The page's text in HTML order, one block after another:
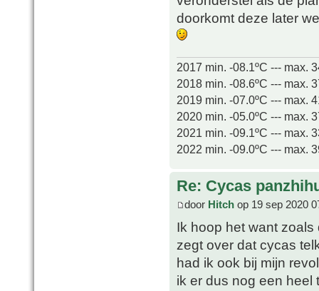
doorkomt deze later
2017 min. -08.1ºC --- max.
2018 min. -08.6ºC --- max.
2019 min. -07.0ºC --- max.
2020 min. -05.0ºC --- max.
2021 min. -09.1ºC --- max.
2022 min. -09.0ºC --- max.
Re: Cycas
door Hitch op 19 sep 2020
Ik hoop het want zoals
zegt over dat cycas
had ik ook bij mijn
ik er dus nog een heel